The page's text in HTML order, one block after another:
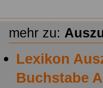
mehr zu:
Lexikon
Buchstabe A